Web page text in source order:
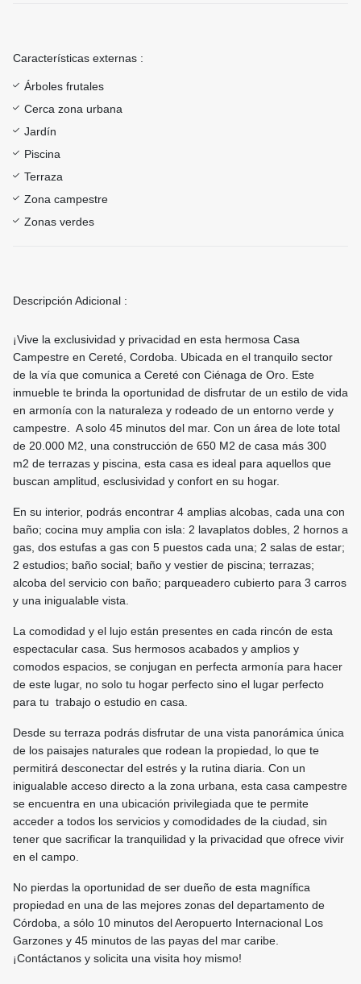
Características externas :
Árboles frutales
Cerca zona urbana
Jardín
Piscina
Terraza
Zona campestre
Zonas verdes
Descripción Adicional :
¡Vive la exclusividad y privacidad en esta hermosa Casa
Campestre en Cereté, Cordoba. Ubicada en el tranquilo sector
de la vía que comunica a Cereté con Ciénaga de Oro. Este
inmueble te brinda la oportunidad de disfrutar de un estilo de vida
en armonía con la naturaleza y rodeado de un entorno verde y
campestre. A solo 45 minutos del mar. Con un área de lote total
de 20.000 M2, una construcción de 650 M2 de casa más 300
m2 de terrazas y piscina, esta casa es ideal para aquellos que
buscan amplitud, esclusividad y confort en su hogar.
En su interior, podrás encontrar 4 amplias alcobas, cada una con
baño; cocina muy amplia con isla: 2 lavaplatos dobles, 2 hornos a
gas, dos estufas a gas con 5 puestos cada una; 2 salas de estar;
2 estudios; baño social; baño y vestier de piscina; terrazas;
alcoba del servicio con baño; parqueadero cubierto para 3 carros
y una inigualable vista.
La comodidad y el lujo están presentes en cada rincón de esta
espectacular casa. Sus hermosos acabados y amplios y
comodos espacios, se conjugan en perfecta armonía para hacer
de este lugar, no solo tu hogar perfecto sino el lugar perfecto
para tu trabajo o estudio en casa.
Desde su terraza podrás disfrutar de una vista panorámica única
de los paisajes naturales que rodean la propiedad, lo que te
permitirá desconectar del estrés y la rutina diaria. Con un
inigualable acceso directo a la zona urbana, esta casa campestre
se encuentra en una ubicación privilegiada que te permite
acceder a todos los servicios y comodidades de la ciudad, sin
tener que sacrificar la tranquilidad y la privacidad que ofrece vivir
en el campo.
No pierdas la oportunidad de ser dueño de esta magnífica
propiedad en una de las mejores zonas del departamento de
Córdoba, a sólo 10 minutos del Aeropuerto Internacional Los
Garzones y 45 minutos de las payas del mar caribe.
¡Contáctanos y solicita una visita hoy mismo!